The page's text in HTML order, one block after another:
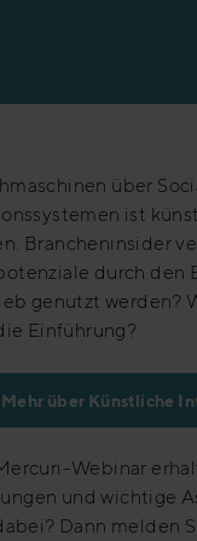
über
ist
Brancheninsider
durch den
genutzt werden?
Einführung?
Mehr über Künstliche
Webinar
und wichtige
Dann melden